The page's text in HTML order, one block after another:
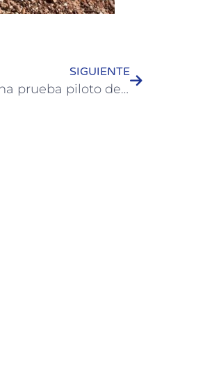
SIGUIENTE
Se hará en Colón una prueba piloto de funcionamiento de playas